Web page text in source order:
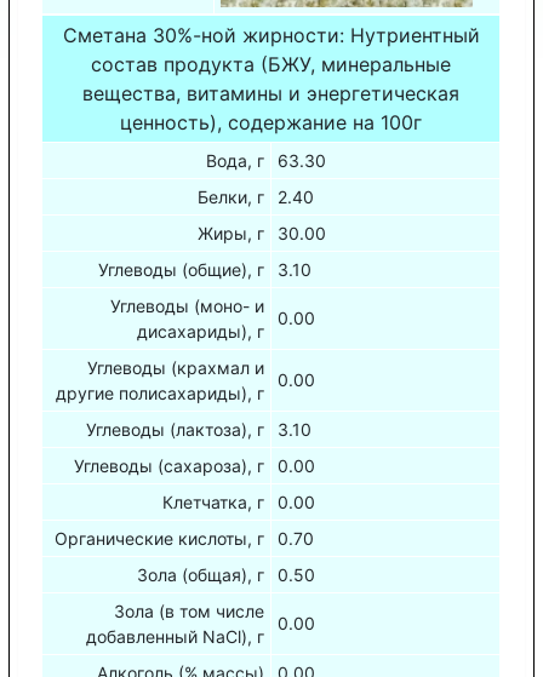
Сметана 30%-ной жирности: Нутриентный
состав продукта (БЖУ, минеральные
вещества, витамины и энергетическая
ценность), содержание на 100г
Вода, г
63.30
Белки, г
2.40
Жиры, г
30.00
Углеводы (общие), г
3.10
Углеводы (моно- и
дисахариды), г
0.00
Углеводы (крахмал и
другие полисахариды), г
0.00
Углеводы (лактоза), г
3.10
Углеводы (сахароза), г
0.00
Клетчатка, г
0.00
Органические кислоты, г
0.70
Зола (общая), г
0.50
Зола (в том числе
добавленный NaCl), г
0.00
Алкоголь (% массы)
0.00